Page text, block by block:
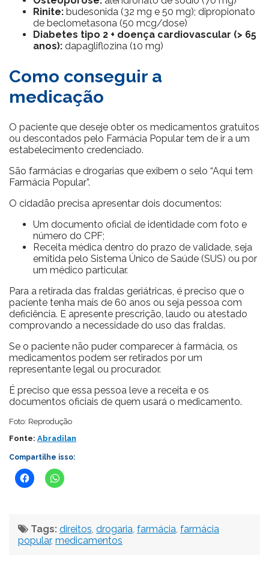
Rinite: budesonida (32 mg e 50 mg); dipropionato
de beclometasona (50 mcg/dose)
Diabetes tipo 2 + doença cardiovascular (> 65
anos): dapagliflozina (10 mg)
Como conseguir a
medicação
O paciente que deseje obter os medicamentos gratuitos
ou descontados pelo Farmácia Popular tem de ir a um
estabelecimento credenciado.
São farmácias e drogarias que exibem o selo “Aqui tem
Farmácia Popular”.
O cidadão precisa apresentar dois documentos:
Um documento oficial de identidade com foto e
número do CPF;
Receita médica dentro do prazo de validade, seja
emitida pelo Sistema Único de Saúde (SUS) ou por
um médico particular.
Para a retirada das fraldas geriátricas, é preciso que o
paciente tenha mais de 60 anos ou seja pessoa com
deficiência. E apresente prescrição, laudo ou atestado
comprovando a necessidade do uso das fraldas.
Se o paciente não puder comparecer à farmácia, os
medicamentos podem ser retirados por um
representante legal ou procurador.
É preciso que essa pessoa leve a receita e os
documentos oficiais de quem usará o medicamento.
Foto: Reprodução
Fonte: Abradilan
Compartilhe isso:
Tags: direitos drogaria farmácia farmácia
popular, medicamentos